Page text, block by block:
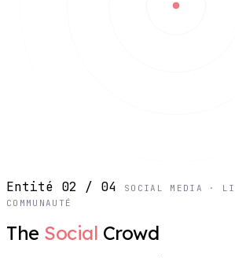
Entité 02 / 04
SOCIAL MEDIA ·
COMMUNAUTÉ
The Social Crowd